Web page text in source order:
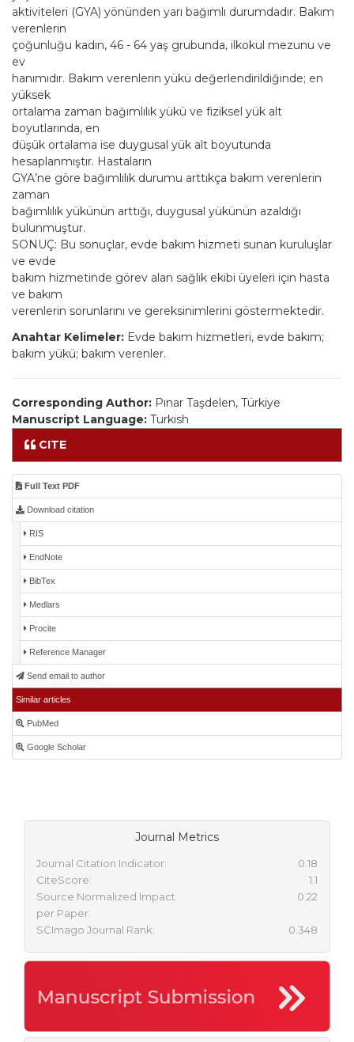
aktiviteleri (GYA) yönünden yarı bağımlı durumdadır. Bakım
verenlerin
çoğunluğu kadın, 46 - 64 yaş grubunda, ilkokul mezunu ve
ev
hanımıdır. Bakım verenlerin yükü değerlendirildiğinde; en
yüksek
ortalama zaman bağımlılık yükü ve fiziksel yük alt
boyutlarında, en
düşük ortalama ise duygusal yük alt boyutunda
hesaplanmıştır. Hastaların
GYA’ne göre bağımlılık durumu arttıkça bakım verenlerin
zaman
bağımlılık yükünün arttığı, duygusal yükünün azaldığı
bulunmuştur.
SONUÇ: Bu sonuçlar, evde bakım hizmeti sunan kuruluşlar
ve evde
bakım hizmetinde görev alan sağlık ekibi üyeleri için hasta
ve bakım
verenlerin sorunlarını ve gereksinimlerini göstermektedir.
Anahtar Kelimeler: Evde bakım hizmetleri, evde bakım;
bakım yükü; bakım verenler.
Corresponding Author: Pınar Taşdelen, Türkiye
Manuscript Language: Turkish
CITE
Full Text PDF
Download citation
RIS
EndNote
BibTex
Medlars
Procite
Reference Manager
Send email to author
Similar articles
PubMed
Google Scholar
Journal Metrics
Journal Citation Indicator:
0.18
CiteScore:
1.1
Source Normalized Impact
per Paper:
0.22
SCImago Journal Rank: 0.348